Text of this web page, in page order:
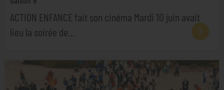
ACTION ENFANCE fait son cinéma Mardi 10 juin avait
lieu la soirée de…